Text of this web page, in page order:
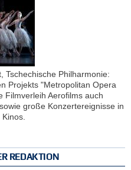
Tschechische Philharmonie:
Projekts "Metropolitan Opera
Filmverleih Aerofilms auch
große Konzertereignisse in
REDAKTION